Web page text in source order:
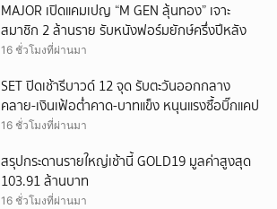
MAJOR เปิดแคมเปญ “M GEN ลุ้นทอง” เจาะ
สมาชิก 2 ล้านราย รับหนังฟอร์มยักษ์ครึ่งปีหลัง
16 ชั่วโมงที่ผ่านมา
SET ปิดเช้ารีบาวด์ 12 จุด รับตะวันออกกลาง
คลาย-เงินเฟ้อต่ำคาด-บาทแข็ง หนุนแรงซื้อบิ๊กแคป
16 ชั่วโมงที่ผ่านมา
สรุปกระดานรายใหญ่เช้านี้ GOLD19 มูลค่าสูงสุด
103.91 ล้านบาท
16 ชั่วโมงที่ผ่านมา